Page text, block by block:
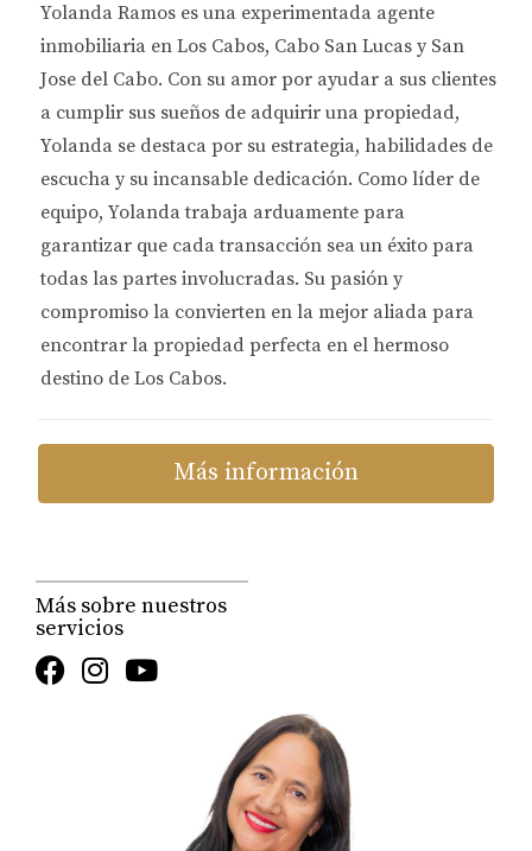
Por otro lado, la Hacienda Californiana
fusiona el
diseño clásico con un enfoque más contemporáneo.
Inspirada en las casas históricas de California, este
estilo integra espacios abiertos y una estética
relajada que combina perfectamente con el entorno
de playa de Los Cabos. La Hacienda Californiana
utiliza colores neutros, materiales naturales y
ventanales amplios que enmarcan las vistas al
océano o las montañas, creando un ambiente
luminoso y abierto. Este diseño permite que el
paisaje de Los Cabos se convierta en una parte
Yolanda Ramos es una experimentada agente
inmobiliaria en Los Cabos, Cabo San Lucas y San
Jose del Cabo. Con su amor por ayudar a sus clientes
a cumplir sus sueños de adquirir una propiedad,
Yolanda se destaca por su estrategia, habilidades de
escucha y su incansable dedicación. Como líder de
equipo, Yolanda trabaja arduamente para
garantizar que cada transacción sea un éxito para
todas las partes involucradas. Su pasión y
compromiso la convierten en la mejor aliada para
encontrar la propiedad perfecta en el hermoso
destino de Los Cabos.
Más información
Más sobre nuestros
servicios